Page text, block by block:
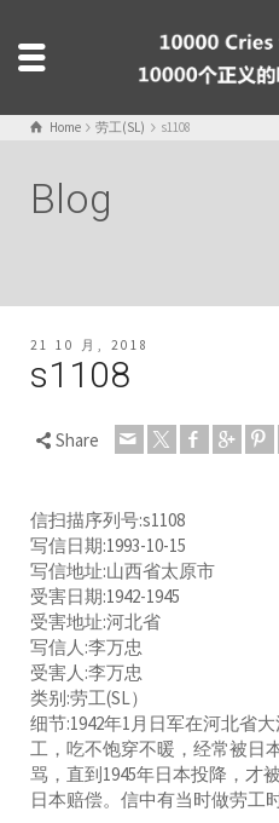
Home 劳工(SL) s1108
Blog
21 10 月, 2018
s1108
Share
信扫描序列号:s1108
写信日期:1993-10-15
写信地址:山西省太原市
受害日期:1942-1945
受害地址:河北省
写信人:李万忠
受害人:李万忠
类别:劳工(SL）
细节:1942年1月日军在河北省
工，吃不饱穿不暖，经常被日
骂，直到1945年日本投降，才
日本赔偿。信中有当时做劳工